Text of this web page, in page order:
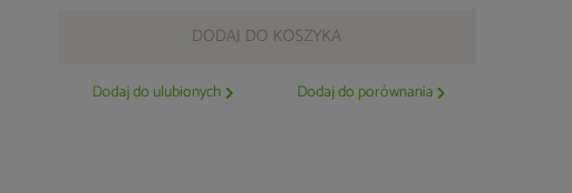
DODAJ DO KOSZYKA
Dodaj do ulubionych Dodaj do porównania